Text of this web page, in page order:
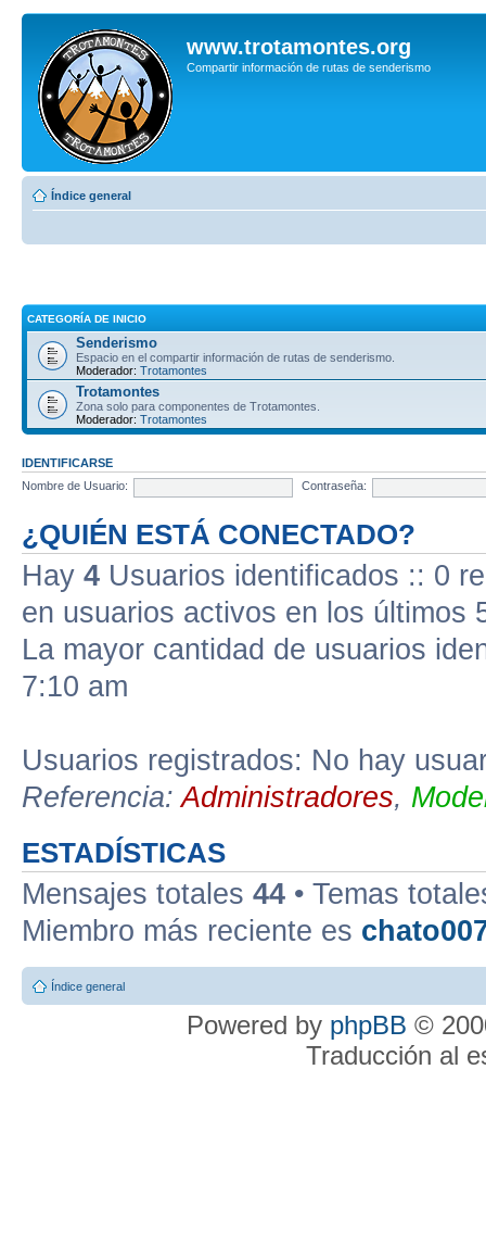
www.trotamontes.org
Compartir información de rutas de senderismo
Índice general
CATEGORÍA DE INICIO
Senderismo
Espacio en el compartir información de rutas de senderismo.
Moderador: Trotamontes
Trotamontes
Zona solo para componentes de Trotamontes.
Moderador: Trotamontes
IDENTIFICARSE
Nombre de Usuario:
Contraseña:
¿QUIÉN ESTÁ CONECTADO?
Hay 4 Usuarios identificados :: 0
en usuarios activos en los últimos
La mayor cantidad de usuarios
7:10 am
Usuarios registrados: No hay
Referencia:Administradores,
ESTADÍSTICAS
Mensajes totales 44 • Temas
Miembro más reciente es
Índice general
Powered by phpBB ©
Traducción al